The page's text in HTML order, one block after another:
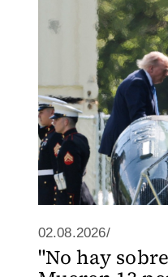
02.08.2026/
"No hay